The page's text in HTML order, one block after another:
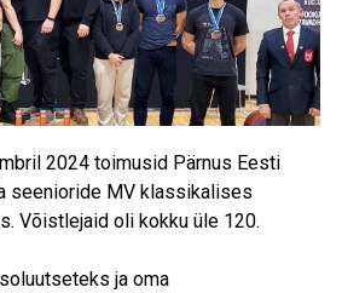
2024 toimusid Pärnus Eesti
seenioride MV klassikalises
Võistlejaid oli kokku üle 120.
ja oma